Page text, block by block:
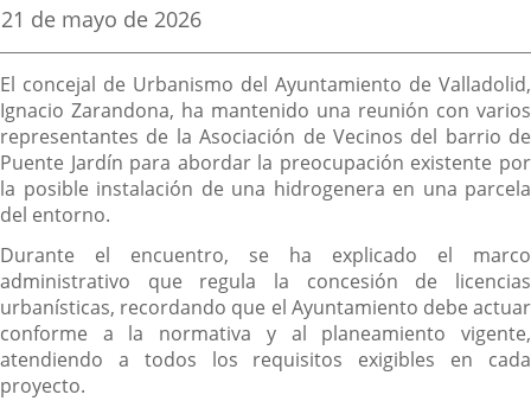
aplicación
externa.
aplicación
externa.
Fecha
la
noticia
21 de mayo de 2026
Descripción
El concejal de Urbanismo del Ayuntamiento de Valladolid,
Ignacio Zarandona, ha mantenido una reunión con varios
representantes de la Asociación de Vecinos del barrio de
Puente Jardín para abordar la preocupación existente por
la posible instalación de una hidrogenera en una parcela
del entorno.
Durante el encuentro, se ha explicado el marco
administrativo que regula la concesión de licencias
urbanísticas, recordando que el Ayuntamiento debe actuar
conforme a la normativa y al planeamiento vigente,
atendiendo a todos los requisitos exigibles en cada
proyecto.